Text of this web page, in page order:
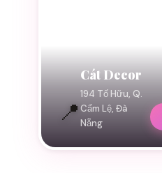
📍
Cát Decor
194 Tố Hữu, Q.
Cẩm Lệ, Đà
Nẵng